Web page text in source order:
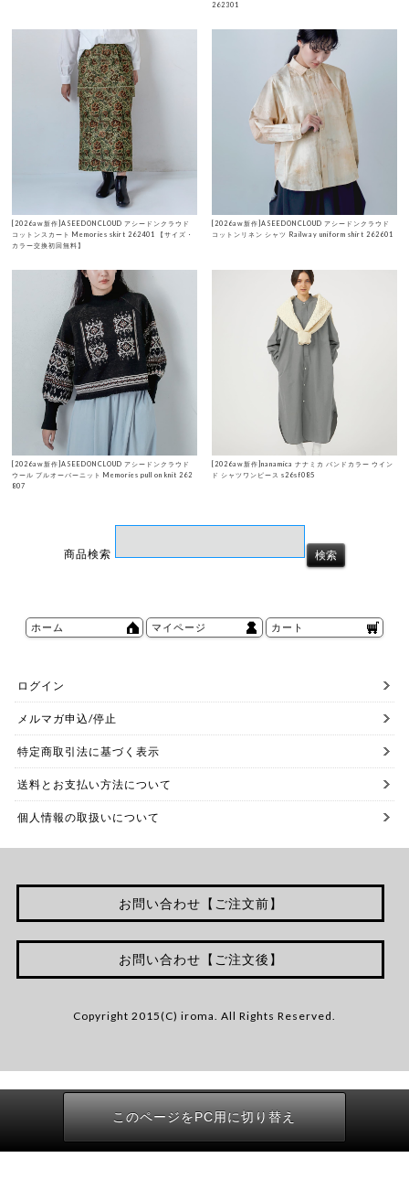
262301
[2026aw新作]ASEEDONCLOUD アシードンクラウド
コットンスカート Memories skirt 262401 【サイズ・
カラー交換初回無料】
[2026aw新作]ASEEDONCLOUD アシードンクラウド
コットンリネン シャツ Railway uniform shirt 262601
[2026aw新作]ASEEDONCLOUD アシードンクラウド
ウール プルオーバーニット Memories pull on knit 262
807
[2026aw新作]nanamica ナナミカ バンドカラー ウイン
ド シャツワンピース s26sf085
商品検索
ホーム マイページ カート
ログイン
メルマガ申込/停止
特定商取引法に基づく表示
送料とお支払い方法について
個人情報の取扱いについて
お問い合わせ【ご注文前】
お問い合わせ【ご注文後】
Copyright 2015(C) iroma. All Rights Reserved.
このページをPC用に切り替え